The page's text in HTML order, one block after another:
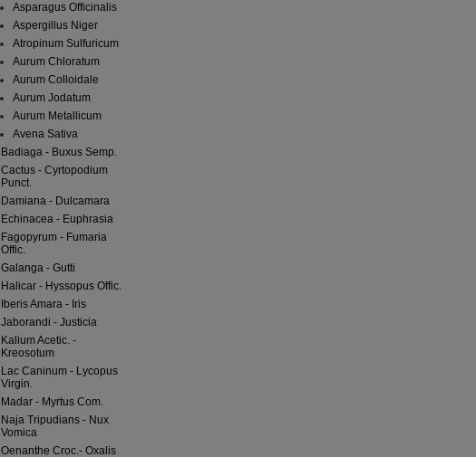
Asparagus Officinalis
Aspergillus Niger
Atropinum Sulfuricum
Aurum Chloratum
Aurum Colloidale
Aurum Jodatum
Aurum Metallicum
Avena Sativa
Badiaga - Buxus Semp.
Cactus - Cyrtopodium
Punct.
Damiana - Dulcamara
Echinacea - Euphrasia
Fagopyrum - Fumaria
Offic.
Galanga - Gutti
Halicar - Hyssopus Offic.
Iberis Amara - Iris
Jaborandi - Justicia
Kalium Acetic. -
Kreosotum
Lac Caninum - Lycopus
Virgin.
Madar - Myrtus Com.
Naja Tripudians - Nux
Vomica
Oenanthe Croc.- Oxalis